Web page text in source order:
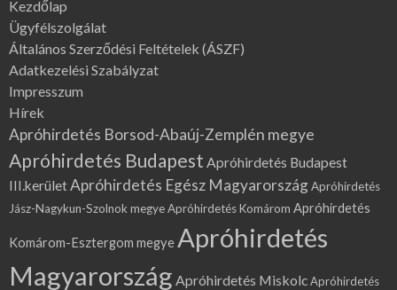
Kezdőlap
Ügyfélszolgálat
Általános Szerződési Feltételek (ÁSZF)
Adatkezelési Szabályzat
Impresszum
Hírek
Apróhirdetés Borsod-Abaúj-Zemplén megye
Apróhirdetés Budapest Apróhirdetés Budapest
III.kerületApróhirdetés Egész MagyarországApróhirdetés
Jász-Nagykun-Szolnok megyeApróhirdetés Komárom Apróhirdetés
Komárom-Esztergom megye Apróhirdetés
Magyarország Apróhirdetés MiskolcApróhirdetés